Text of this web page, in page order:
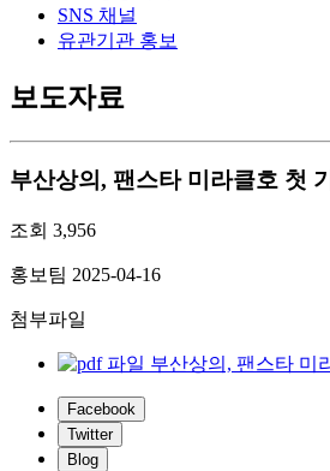
SNS 채널
유관기관 홍보
보도자료
부산상의, 팬스타 미라클호 첫
조회 3,956
홍보팀 2025-04-16
첨부파일
부산상의, 팬스타 미
Facebook
Twitter
Blog